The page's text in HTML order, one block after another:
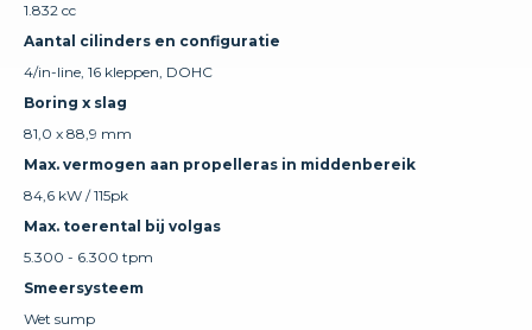
1.832 cc
Aantal cilinders en configuratie
4/in-line, 16 kleppen, DOHC
Boring x slag
81,0 x 88,9 mm
Max. vermogen aan propelleras in middenbereik
84,6 kW / 115pk
Max. toerental bij volgas
5.300 - 6.300 tpm
Smeersysteem
Wet sump